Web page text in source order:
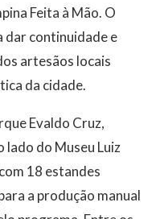
Feita à Mão. O
dar continuidade e
artesãos locais
da cidade.
Evaldo Cruz,
do Museu Luiz
18 estandes
a produção manual